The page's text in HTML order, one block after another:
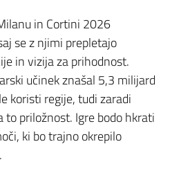
in Cortini 2026
se z njimi prepletajo
in vizija za prihodnost.
učinek znašal 5,3 milijard
koristi regije, tudi zaradi
priložnost. Igre bodo hkrati
ki bo trajno okrepilo